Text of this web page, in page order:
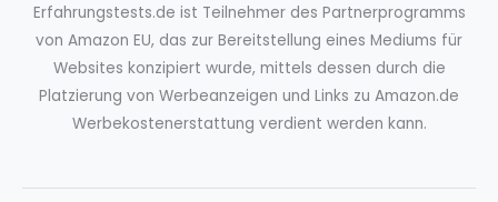
Erfahrungstests.de ist Teilnehmer des Partnerprogramms
von Amazon EU, das zur Bereitstellung eines Mediums für
Websites konzipiert wurde, mittels dessen durch die
Platzierung von Werbeanzeigen und Links zu Amazon.de
Werbekostenerstattung verdient werden kann.